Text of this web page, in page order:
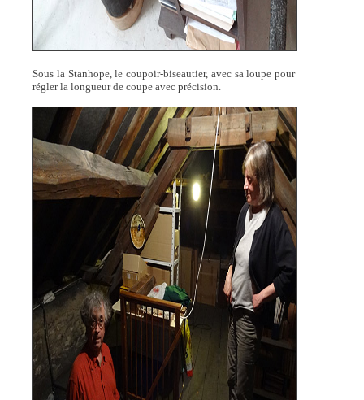
Sous la Stanhope, le coupoir-biseautier, avec sa loupe pour
régler la longueur de coupe avec précision.